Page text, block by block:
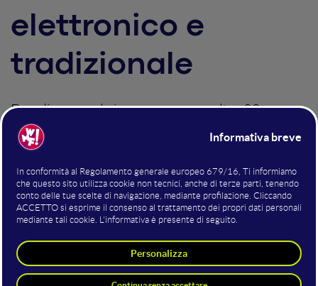
elettronico e
tradizionale
Due diverse sale in programma e oltre 20
interventi da parte di altrettanti speaker esperti
del settore: al Web Marketing Festival si parla di
E-commerce e, per la prima volta, di Digital Retail
Lunedì 18 Giugno 2018Mirko Malgieri